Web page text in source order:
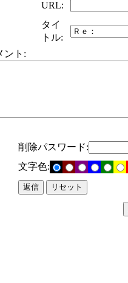
URL:
タイ
トル:
ント:
削除パスワード:
文字色: